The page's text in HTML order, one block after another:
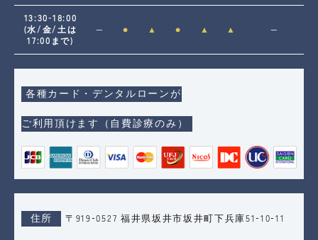
13:30-18:00
(水/金/土は
17:00まで)
― ● ▲ ● ▲ ▲ ―
各種カード・デンタルローンが
ご利用頂けます（自費診療のみ）
住所 〒919-0527 福井県坂井市坂井町下兵庫51-10-11